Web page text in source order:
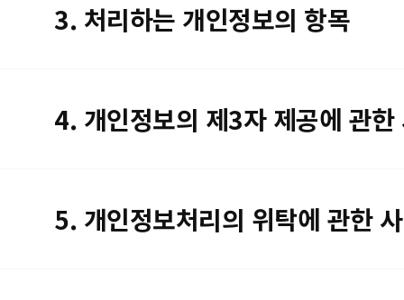
3. 처리하는 개인정보의 항목
4. 개인정보의 제3자 제공에 관한
5. 개인정보처리의 위탁에 관한